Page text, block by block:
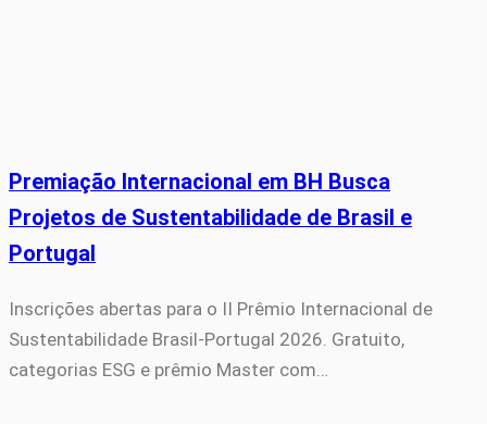
Premiação Internacional em BH Busca
Projetos de Sustentabilidade de Brasil e
Portugal
Inscrições abertas para o II Prêmio Internacional de
Sustentabilidade Brasil-Portugal 2026. Gratuito,
categorias ESG e prêmio Master com…